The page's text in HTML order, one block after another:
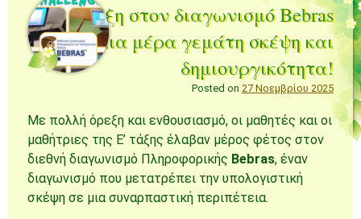
Η Ε’ Τάξη στον διαγωνισμό Bebras
– Μια μέρα γεμάτη σκέψη και
δημιουργικότητα!
Posted on 27 Νοεμβρίου 2025
Με πολλή όρεξη και ενθουσιασμό, οι μαθητές και οι
μαθήτριες της Ε’ τάξης έλαβαν μέρος φέτος στον
διεθνή διαγωνισμό Πληροφορικής Bebras, έναν
διαγωνισμό που μετατρέπει την υπολογιστική
σκέψη σε μια συναρπαστική περιπέτεια.